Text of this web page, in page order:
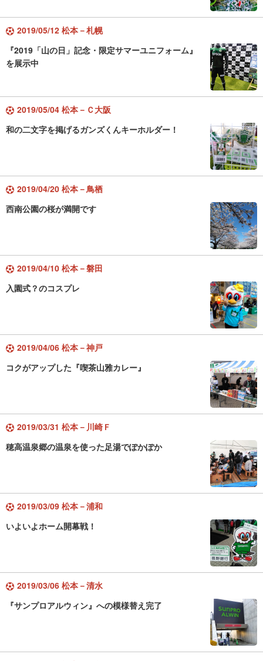
2019/05/12 松本－札幌
『2019「山の日」記念・限定サマーユニフォーム』
を展示中
2019/05/04 松本－Ｃ大阪
和の二文字を掲げるガンズくんキーホルダー！
2019/04/20 松本－鳥栖
西南公園の桜が満開です
2019/04/10 松本－磐田
入園式？のコスプレ
2019/04/06 松本－神戸
コクがアップした『喫茶山雅カレー』
2019/03/31 松本－川崎Ｆ
穂高温泉郷の温泉を使った足湯でぽかぽか
2019/03/09 松本－浦和
いよいよホーム開幕戦！
2019/03/06 松本－清水
『サンプロアルウィン』への模様替え完了